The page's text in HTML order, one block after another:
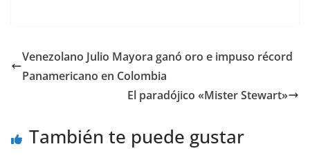
Venezolano Julio Mayora ganó oro e impuso récord
Panamericano en Colombia
El paradójico «Mister Stewart»
También te puede gustar